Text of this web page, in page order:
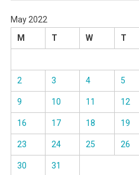
May 2022
M
T W T
2 3 4 5
9 10 11 12
16 17 18 19
23 24 25 26
30 31